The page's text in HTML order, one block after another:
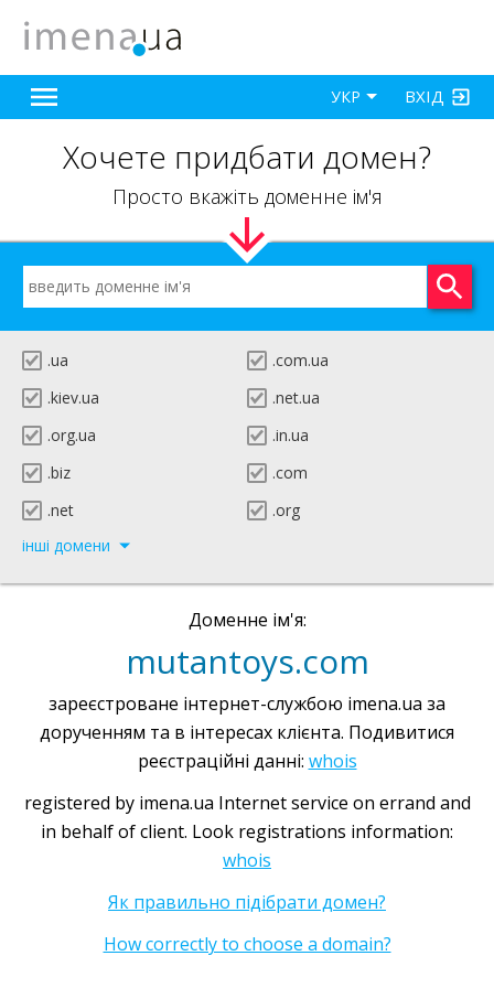
ВХІД
УКР
Хочете придбати домен?
Просто вкажіть доменне ім'я
.ua
.com.ua
.kiev.ua
.net.ua
.org.ua
.in.ua
.biz
.com
.net
.org
інші домени
Доменне ім'я:
mutantoys.com
зареєстроване інтернет-службою imena.ua за
дорученням та в інтересах клієнта. Подивитися
реєстраційні данні: whois
registered by imena.ua Internet service on errand and
in behalf of client. Look registrations information:
whois
Як правильно підібрати домен?
How correctly to choose a domain?